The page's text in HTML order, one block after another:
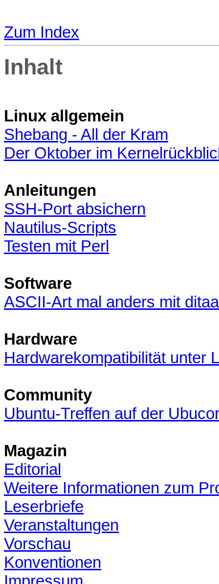
Zum Index
Inhalt
Linux allgemein
Shebang - All der Kram
Der Oktober im
Anleitungen
SSH-Port absichern
Nautilus-Scripts
Testen mit Perl
Software
ASCII-Art mal anders mit ditaa
Hardware
Hardwarekompatibilität unter
Community
Ubuntu-Treffen auf der
Magazin
Editorial
Weitere Informationen zum
Leserbriefe
Veranstaltungen
Vorschau
Konventionen